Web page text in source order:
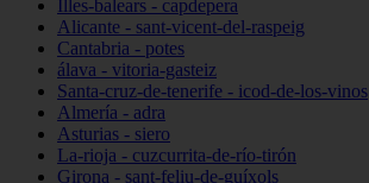
Illes-balears - capdepera
Alicante - sant-vicent-del-raspeig
Cantabria - potes
álava - vitoria-gasteiz
Santa-cruz-de-tenerife - icod-de-los-vinos
Almería - adra
Asturias - siero
La-rioja - cuzcurrita-de-río-tirón
Girona - sant-feliu-de-guíxols